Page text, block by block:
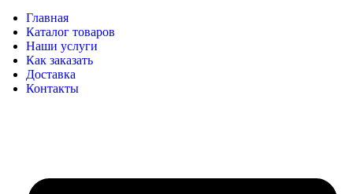
Главная
Каталог товаров
Наши услуги
Как заказать
Доставка
Контакты